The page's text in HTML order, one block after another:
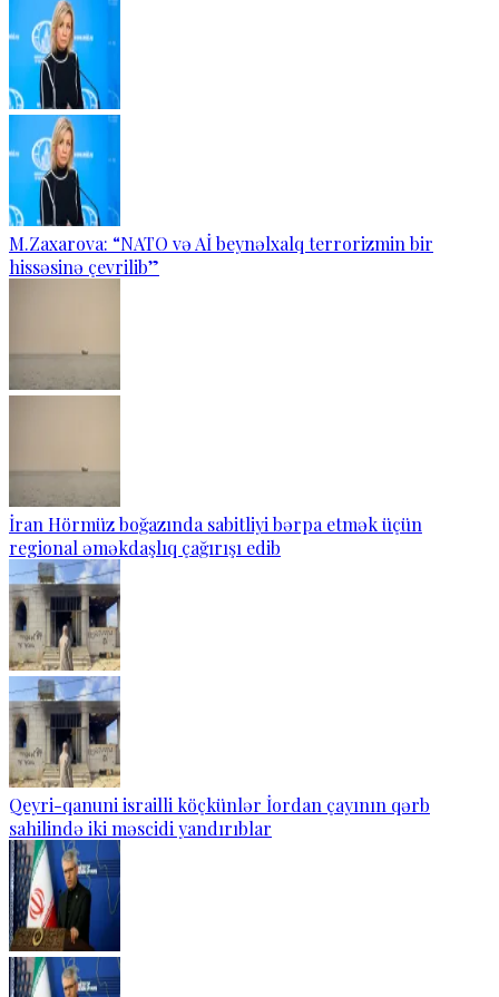
M.Zaxarova: “NATO və Aİ beynəlxalq terrorizmin bir
hissəsinə çevrilib”
İran Hörmüz boğazında sabitliyi bərpa etmək üçün
regional əməkdaşlıq çağırışı edib
Qeyri-qanuni israilli köçkünlər İordan çayının qərb
sahilində iki məscidi yandırıblar